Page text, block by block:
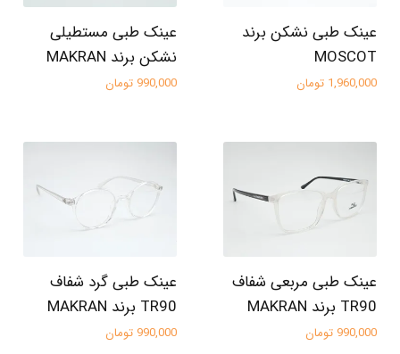
عینک طبی نشکن برند
MOSCOT
1,960,000 تومان
عینک طبی مستطیلی
نشکن برند MAKRAN
990,000 تومان
عینک طبی مربعی شفاف
TR90 برند MAKRAN
990,000 تومان
عینک طبی گرد شفاف
TR90 برند MAKRAN
990,000 تومان